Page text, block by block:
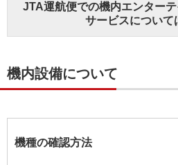
JTA運航便での機内エンター
サービスについて
機内設備について
機種の確認方法